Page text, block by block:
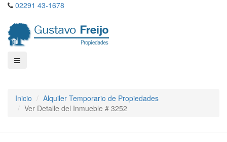
02291 43-1678
Inicio
Alquiler Temporario de Propiedades
Ver Detalle del Inmueble # 3252